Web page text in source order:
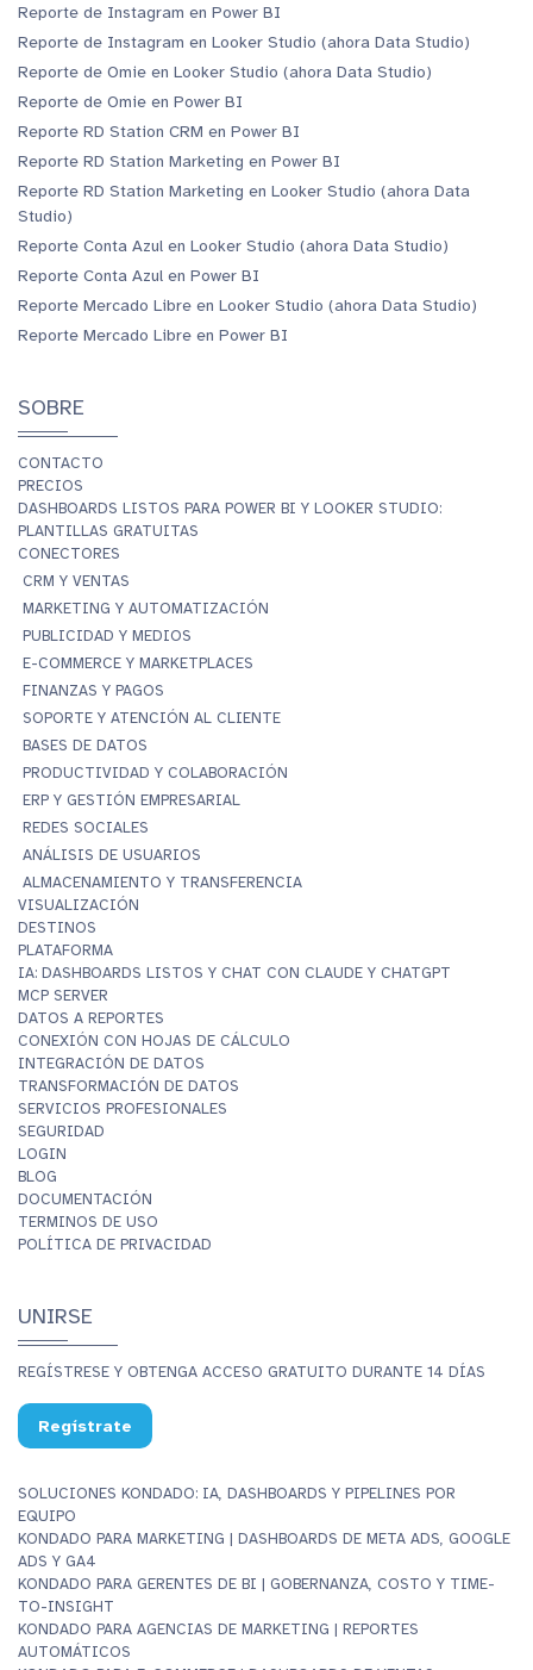
Reporte de Instagram en Power BI
Reporte de Instagram en Looker Studio (ahora Data Studio)
Reporte de Omie en Looker Studio (ahora Data Studio)
Reporte de Omie en Power BI
Reporte RD Station CRM en Power BI
Reporte RD Station Marketing en Power BI
Reporte RD Station Marketing en Looker Studio (ahora Data
Studio)
Reporte Conta Azul en Looker Studio (ahora Data Studio)
Reporte Conta Azul en Power BI
Reporte Mercado Libre en Looker Studio (ahora Data Studio)
Reporte Mercado Libre en Power BI
SOBRE
CONTACTO
PRECIOS
DASHBOARDS LISTOS PARA POWER BI Y LOOKER STUDIO:
PLANTILLAS GRATUITAS
CONECTORES
CRM Y VENTAS
MARKETING Y AUTOMATIZACIÓN
PUBLICIDAD Y MEDIOS
E-COMMERCE Y MARKETPLACES
FINANZAS Y PAGOS
SOPORTE Y ATENCIÓN AL CLIENTE
BASES DE DATOS
PRODUCTIVIDAD Y COLABORACIÓN
ERP Y GESTIÓN EMPRESARIAL
REDES SOCIALES
ANÁLISIS DE USUARIOS
ALMACENAMIENTO Y TRANSFERENCIA
VISUALIZACIÓN
DESTINOS
PLATAFORMA
IA: DASHBOARDS LISTOS Y CHAT CON CLAUDE Y CHATGPT
MCP SERVER
DATOS A REPORTES
CONEXIÓN CON HOJAS DE CÁLCULO
INTEGRACIÓN DE DATOS
TRANSFORMACIÓN DE DATOS
SERVICIOS PROFESIONALES
SEGURIDAD
LOGIN
BLOG
DOCUMENTACIÓN
TERMINOS DE USO
POLÍTICA DE PRIVACIDAD
UNIRSE
REGÍSTRESE Y OBTENGA ACCESO GRATUITO DURANTE 14 DÍAS
Regístrate
SOLUCIONES KONDADO: IA, DASHBOARDS Y PIPELINES POR
EQUIPO
KONDADO PARA MARKETING | DASHBOARDS DE META ADS, GOOGLE
ADS Y GA4
KONDADO PARA GERENTES DE BI | GOBERNANZA, COSTO Y TIME-
TO-INSIGHT
KONDADO PARA AGENCIAS DE MARKETING | REPORTES
AUTOMÁTICOS